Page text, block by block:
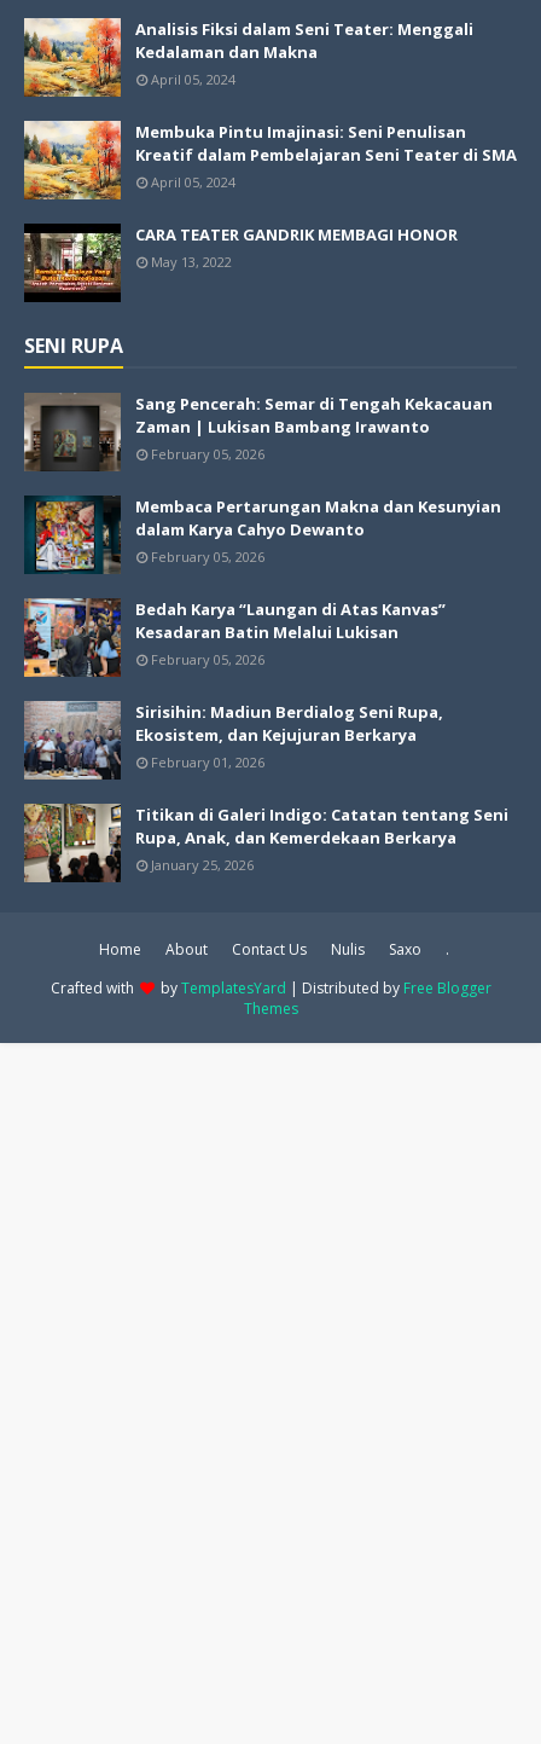
Analisis Fiksi dalam Seni Teater: Menggali
Kedalaman dan Makna
April 05, 2024
Membuka Pintu Imajinasi: Seni Penulisan
Kreatif dalam Pembelajaran Seni Teater di SMA
April 05, 2024
CARA TEATER GANDRIK MEMBAGI HONOR
May 13, 2022
SENI RUPA
Sang Pencerah: Semar di Tengah Kekacauan
Zaman | Lukisan Bambang Irawanto
February 05, 2026
Membaca Pertarungan Makna dan Kesunyian
dalam Karya Cahyo Dewanto
February 05, 2026
Bedah Karya “Laungan di Atas Kanvas”
Kesadaran Batin Melalui Lukisan
February 05, 2026
Sirisihin: Madiun Berdialog Seni Rupa,
Ekosistem, dan Kejujuran Berkarya
February 01, 2026
Titikan di Galeri Indigo: Catatan tentang Seni
Rupa, Anak, dan Kemerdekaan Berkarya
January 25, 2026
Home About Contact Us Nulis Saxo
.
Crafted with
byTemplatesYard | Distributed by Free Blogger
Themes